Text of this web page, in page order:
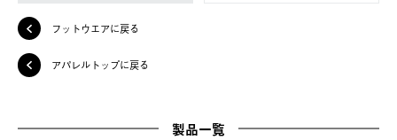
フットウエアに戻る
アパレルトップに戻る
製品一覧